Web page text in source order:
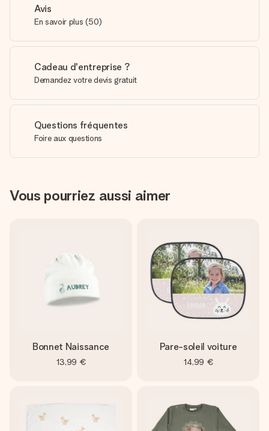
Avis
En savoir plus (50)
Cadeau d'entreprise ?
Demandez votre devis gratuit
Questions fréquentes
Foire aux questions
Vous pourriez aussi aimer
Bonnet Naissance
13,99 €
Pare-soleil voiture
14,99 €